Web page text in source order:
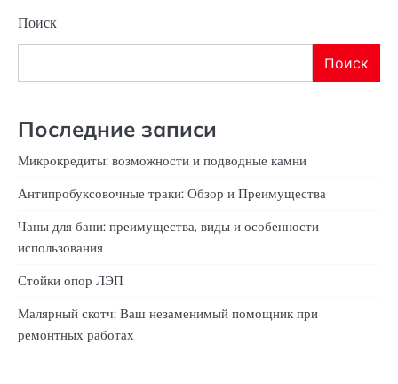
Поиск
Поиск
Последние записи
Микрокредиты: возможности и подводные камни
Антипробуксовочные траки: Обзор и Преимущества
Чаны для бани: преимущества, виды и особенности
использования
Стойки опор ЛЭП
Малярный скотч: Ваш незаменимый помощник при
ремонтных работах